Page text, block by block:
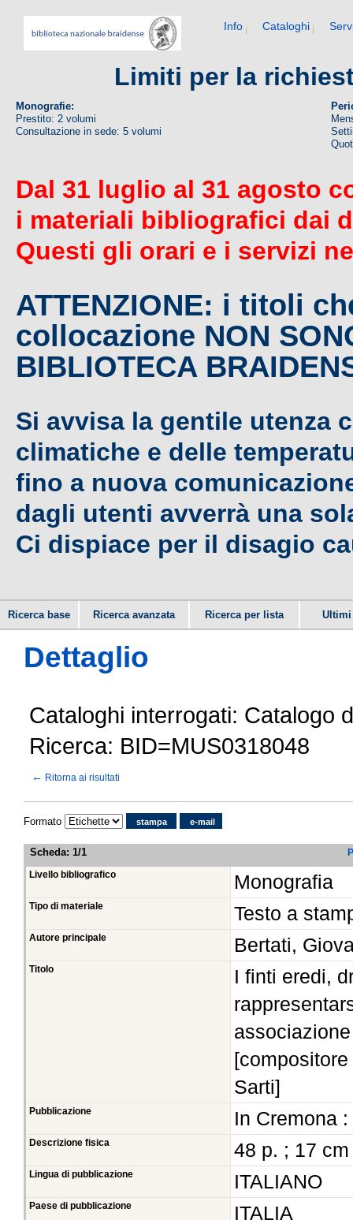
Info Cataloghi
Limiti per la
Monografie:
Prestito: 2 volumi
Consultazione in sede: 5 volumi
Dal 31 luglio al 31 agosto
i materiali bibliografici dai
Questi gli orari e i servizi
ATTENZIONE: i titoli
collocazione NON
BIBLIOTECA
Si avvisa la gentile utenza
climatiche e delle
fino a nuova
dagli utenti avverrà una
Ci dispiace per il disagio
Ricerca base Ricerca avanzata Ricerca per lista
Dettaglio
Cataloghi interrogati: Catalogo
Ricerca: BID=MUS0318048
← Ritorna ai risultati
Formato stampa e-mail
Scheda: 1/1
Livello bibliografico Monografia
Tipo di materiale Testo a
Autore principale Bertati,
Titolo
I finti eredi,
Sarti]
Pubblicazione In Cremona
Descrizione fisica 48 p. ; 17 cm
Lingua di pubblicazione ITALIANO
Paese di pubblicazione ITALIA